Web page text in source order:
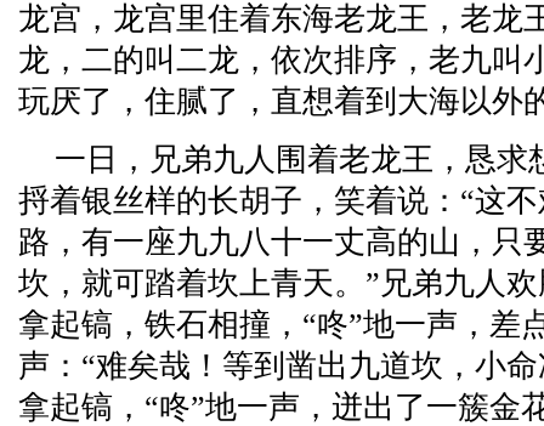
龙宫，龙宫里住着东海老龙王，老龙
龙，二的叫二龙，依次排序，老九叫
玩厌了，住腻了，直想着到大海以外
一日，兄弟九人围着老龙王，恳求
捋着银丝样的长胡子，笑着说：“这
路，有一座九九八十一丈高的山，只
坎，就可踏着坎上青天。”兄弟九人
拿起镐，铁石相撞，“咚”地一声，差
声：“难矣哉！等到凿出九道坎，小
拿起镐，“咚”地一声，迸出了一簇金